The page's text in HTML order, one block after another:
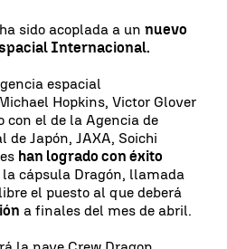
ha sido acoplada a un nuevo
Internacional.
espacial
Hopkins, Victor Glover
con el de la Agencia de
de Japón, JAXA, Soichi
han logrado con éxito
cápsula Dragón, llamada
el puesto al que deberá
a finales del mes de abril.